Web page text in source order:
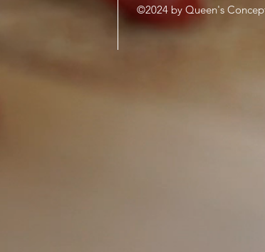
©2024 by Queen's